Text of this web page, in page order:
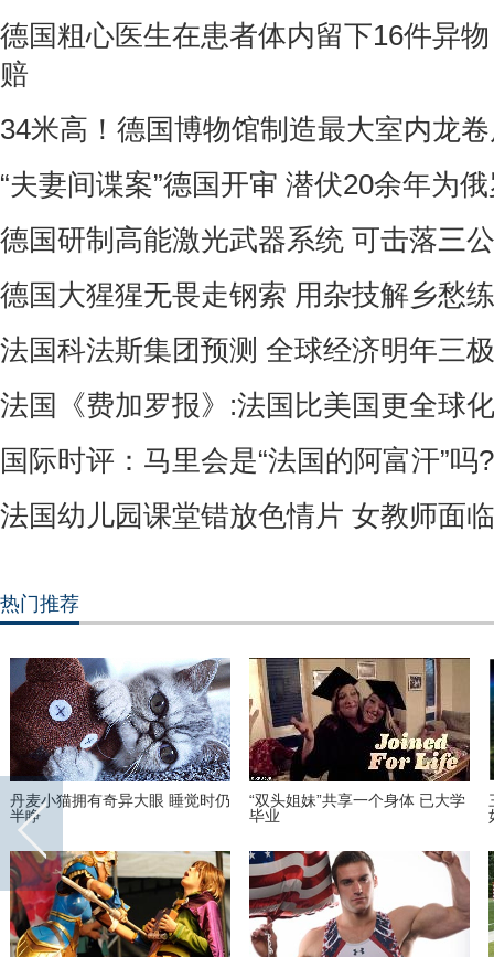
德国粗心医生在患者体内留下16件异
赔
34米高！德国博物馆制造最大室内龙
“夫妻间谍案”德国开审 潜伏20余年为
德国研制高能激光武器系统 可击落三
德国大猩猩无畏走钢索 用杂技解乡愁
法国科法斯集团预测 全球经济明年三
法国《费加罗报》:法国比美国更全球化
国际时评：马里会是“法国的阿富汗”吗?
法国幼儿园课堂错放色情片 女教师面
热门推荐
丹麦小猫拥有奇异大眼 睡觉时仍
半睁
“双头姐妹”共享一个身体 已大学
毕业